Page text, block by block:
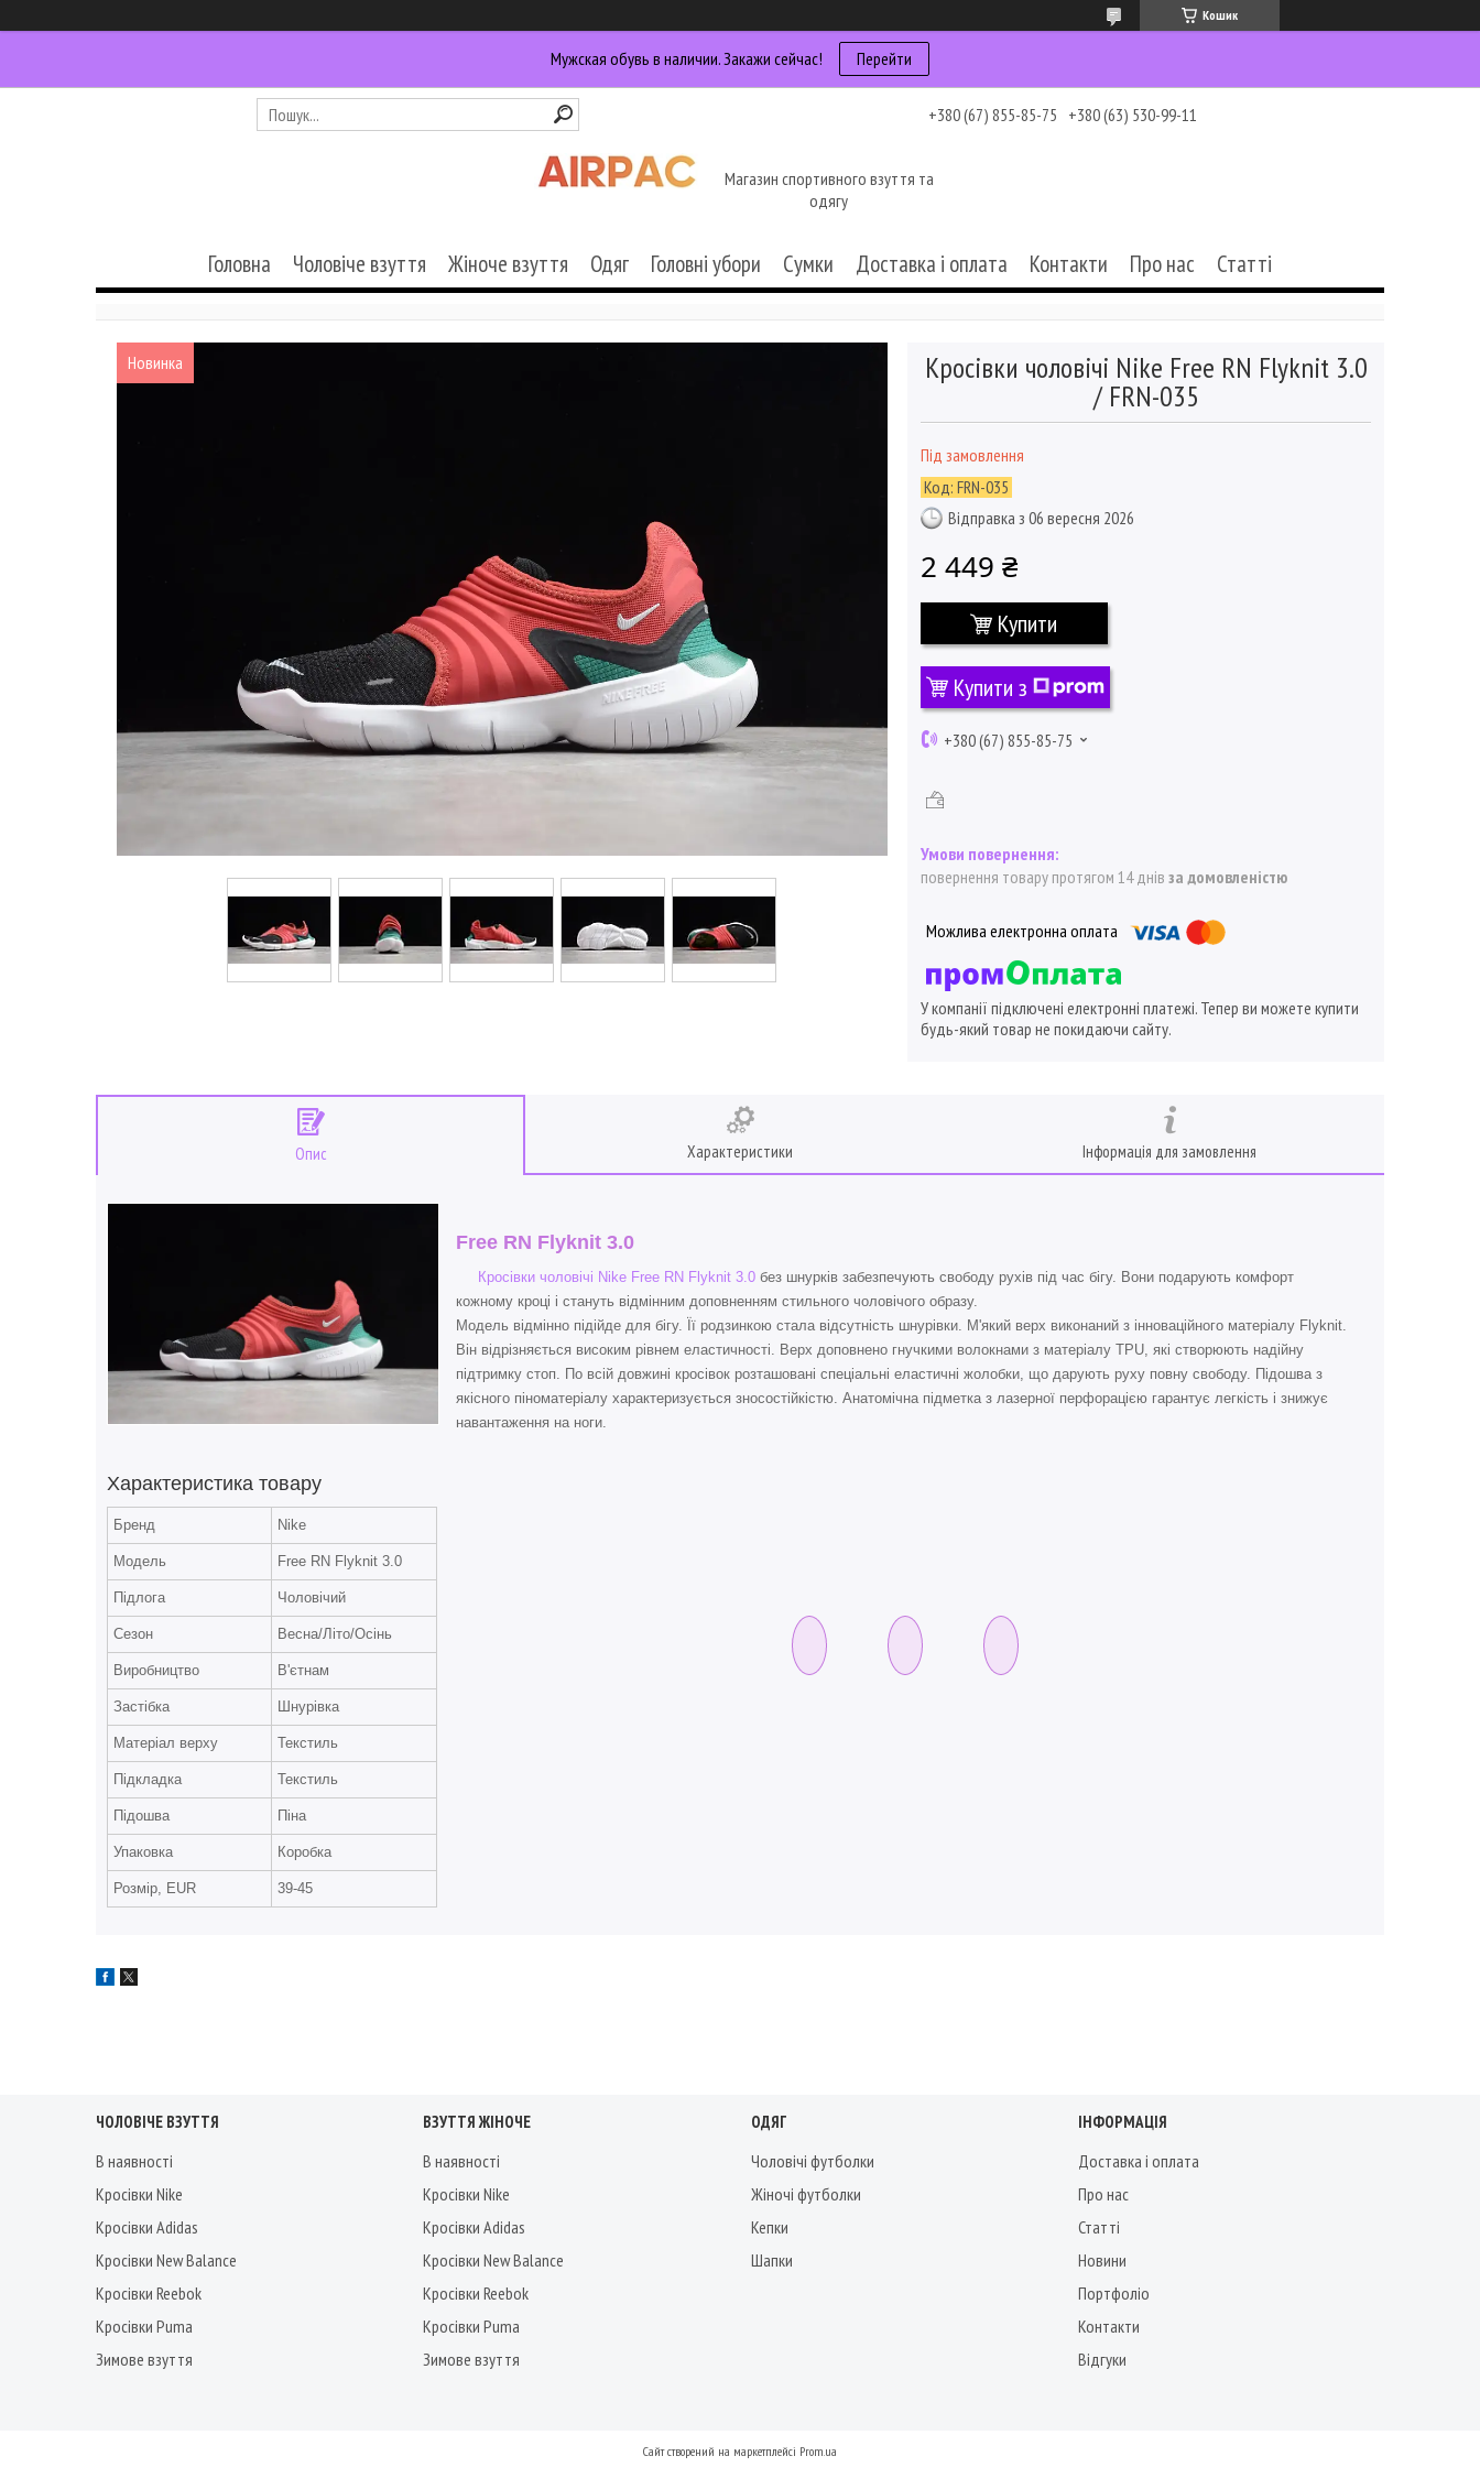
Кошик
Мужская обувь в наличии. Закажи сейчас! Перейти
+380 (67) 855-85-75 +380 (63) 530-99-11
Магазин спортивного взуття та
одягу
Головна Чоловіче взуття Жіноче взуття Одяг Головні убори Сумки Доставка і оплата Контакти Про нас Статті
Новинка Кросівки чоловічі Nike Free RN Flyknit 3.0
/ FRN-035
Під замовлення
Код: FRN-035
Відправка з 06 вересня 2026
2 449 ₴
Купити
Купити з
+380 (67) 855-85-75
повернення товару протягом 14 днів за домовленістю
У компанії підключені електронні платежі. Тепер ви можете купити
будь-який товар не покидаючи сайту.
Опис Характеристики Інформація для замовлення
Free RN Flyknit 3.0
Кросівки чоловічі Nike Free RN Flyknit 3.0 без шнурків забезпечують свободу рухів під час бігу. Вони подарують комфорт
кожному кроці і стануть відмінним доповненням стильного чоловічого образу.
Модель відмінно підійде для бігу. Її родзинкою стала відсутність шнурівки. М'який верх виконаний з інноваційного матеріалу Flyknit.
Він відрізняється високим рівнем еластичності. Верх доповнено гнучкими волокнами з матеріалу TPU, які створюють надійну
підтримку стоп. По всій довжині кросівок розташовані спеціальні еластичні жолобки, що дарують руху повну свободу. Підошва з
якісного піноматеріалу характеризується зносостійкістю. Анатомічна підметка з лазерної перфорацією гарантує легкість і знижує
навантаження на ноги.
Характеристика товару
Бренд Nike
Модель Free RN Flyknit 3.0
Підлога Чоловічий
Сезон Весна/Літо/Осінь
Виробництво В'єтнам
Застібка Шнурівка
Матеріал верху Текстиль
Підкладка Текстиль
Підошва Піна
Упаковка Коробка
Розмір, EUR 39-45
ЧОЛОВІЧЕ ВЗУТТЯ
В наявності
Кросівки Nike
Кросівки Adidas
Кросівки New Balance
Кросівки Reebok
Кросівки Puma
Зимове взуття
ВЗУТТЯ ЖІНОЧЕ
В наявності
Кросівки Nike
Кросівки Adidas
Кросівки New Balance
Кросівки Reebok
Кросівки Puma
Зимове взуття
ОДЯГ
Чоловічі футболки
Жіночі футболки
Кепки
Шапки
ІНФОРМАЦІЯ
Доставка і оплата
Про нас
Статті
Новини
Портфоліо
Контакти
Відгуки
Сайт створений на маркетплейсі Prom.ua